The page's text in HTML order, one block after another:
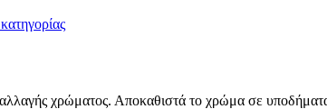
χρώματος. Αποκαθιστά το χρώμα σε